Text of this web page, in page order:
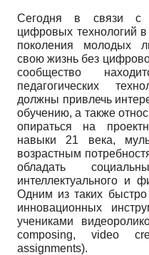
Сегодня в связи с
цифровых технологий
поколения молодых
свою жизнь без
сообщество
педагогических
должны привлечь
обучению, а также
опираться на
навыки 21 века,
возрастным
обладать
интеллектуального и
Одним из таких
инновационных
учениками
composing, video
assignments).